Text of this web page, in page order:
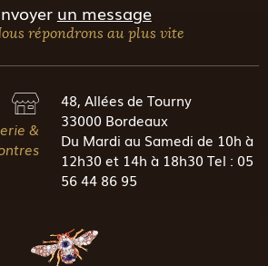
un message
répondrons au plus vite
&
48, Allées de Tourny
33000 Bordeaux
Du Mardi au Samedi de 10h à
12h30 et 14h à 18h30 Tel : 05
56 44 86 95